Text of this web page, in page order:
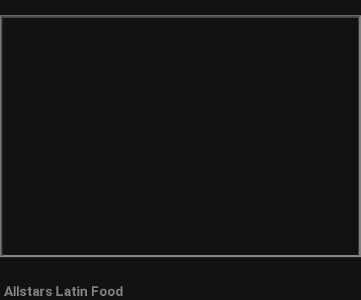
Allstars Latin Food